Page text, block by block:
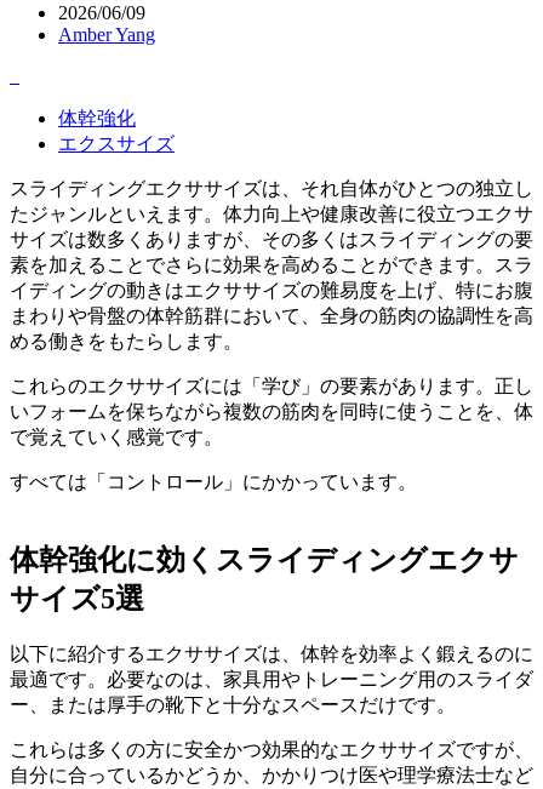
2026/06/09
Amber Yang
体幹強化
エクスサイズ
スライディングエクササイズは、それ自体がひとつの独立し
たジャンルといえます。体力向上や健康改善に役立つエクサ
サイズは数多くありますが、その多くはスライディングの要
素を加えることでさらに効果を高めることができます。スラ
イディングの動きはエクササイズの難易度を上げ、特にお腹
まわりや骨盤の体幹筋群において、全身の筋肉の協調性を高
める働きをもたらします。
これらのエクササイズには「学び」の要素があります。正し
いフォームを保ちながら複数の筋肉を同時に使うことを、体
で覚えていく感覚です。
すべては「コントロール」にかかっています。
体幹強化に効くスライディングエクサ
サイズ5選
以下に紹介するエクササイズは、体幹を効率よく鍛えるのに
最適です。必要なのは、家具用やトレーニング用のスライダ
ー、または厚手の靴下と十分なスペースだけです。
これらは多くの方に安全かつ効果的なエクササイズですが、
自分に合っているかどうか、かかりつけ医や理学療法士など